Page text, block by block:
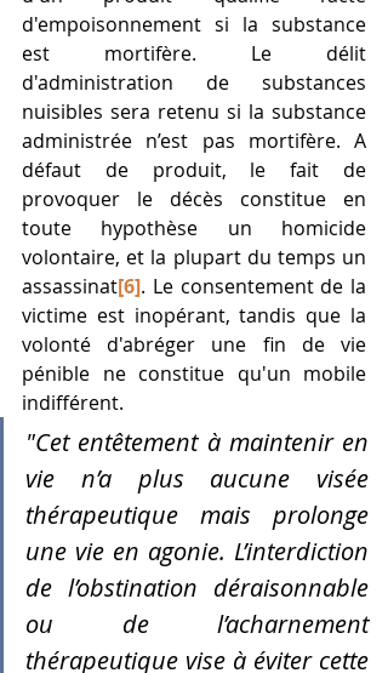
d'empoisonnement si la substance
est mortifère. Le délit
d'administration de substances
nuisibles sera retenu si la substance
administrée n’est pas mortifère. A
défaut de produit, le fait de
provoquer le décès constitue en
toute hypothèse un homicide
volontaire, et la plupart du temps un
assassinat[6]. Le consentement de la
victime est inopérant, tandis que la
volonté d'abréger une fin de vie
pénible ne constitue qu'un mobile
indifférent.
"Cet entêtement à maintenir en
vie n’a plus aucune visée
thérapeutique mais prolonge
une vie en agonie. L’interdiction
de l’obstination déraisonnable
ou de l’acharnement
thérapeutique vise à éviter cette